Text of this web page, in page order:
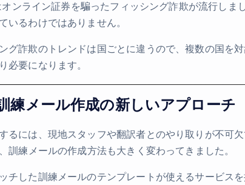
ンライン証券を騙ったフィッシング詐欺が流行しま
いるわけではありません。
グ詐欺のトレンドは国ごとに違うので、複数の国を
必要になります。
練メール作成の新しいアプローチ
るには、現地スタッフや翻訳者とのやり取りが不可欠
訓練メールの作成方法も大きく変わってきました。
チした訓練メールのテンプレートが使えるサービス